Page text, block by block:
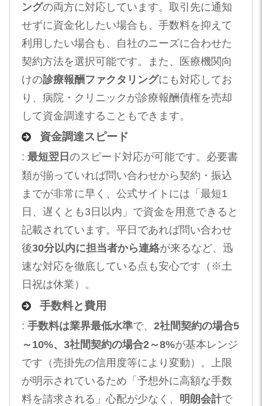
ングの両方に対応しています。取引先に通知
せずに資金化したい場合も、手数料を抑えて
利用したい場合も、自社のニーズに合わせた
契約方法を選択可能です。また、医療機関向
けの診療報酬ファクタリングにも対応してお
り、病院・クリニックが診療報酬債権を売却
して資金調達することもできます。
資金調達スピード
: 最短翌日 のスピード対応が可能です。必要書
類が揃っていれば問い合わせから契約・振込
までが非常に早く、公式サイトには「最短1
日、遅くとも3日以内」で資金を用意できると
記載されています。平日であれば問い合わせ
後30分以内に担当者から連絡が来るなど、迅
速な対応を徹底している点も安心です（※土
日祝は休業）。
手数料と費用
: 手数料は業界最低水準で、 2社間契約の場合5
～10%、3社間契約の場合2～8%が基本レンジ
です（売掛先の信用度等により変動）。上限
が明示されているため「予想外に高額な手数
料を請求される」心配が少なく、 明朗会計で